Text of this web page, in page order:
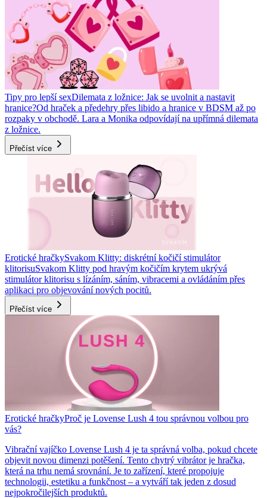
Tipy pro lepší sexDilemata z ložnice: Jak se uvolnit a nastavit
hranice?Od hraček a předehry přes libido a hranice v BDSM až po
rozpaky v obchodě. Lara a Monika odpovídají na upřímná dilemata
z ložnice.
Přečíst více
Erotické hračkySvakom Klitty: diskrétní kočičí stimulátor
klitorisuSvakom Klitty pod hravým kočičím krytem ukrývá
stimulátor klitorisu s lízáním, sáním, vibracemi a ovládáním přes
aplikaci pro objevování nových pocitů.
Přečíst více
Erotické hračkyProč je Lovense Lush 4 tou správnou volbou pro
vás?
Vibrační vajíčko Lovense Lush 4 je ta správná volba, pokud chcete
objevit novou dimenzi potěšení. Tento chytrý vibrátor je hračka,
která na trhu nemá srovnání. Je to zařízení, které propojuje
technologii, estetiku a funkčnost – a vytváří tak jeden z dosud
nejpokročilejších produktů.